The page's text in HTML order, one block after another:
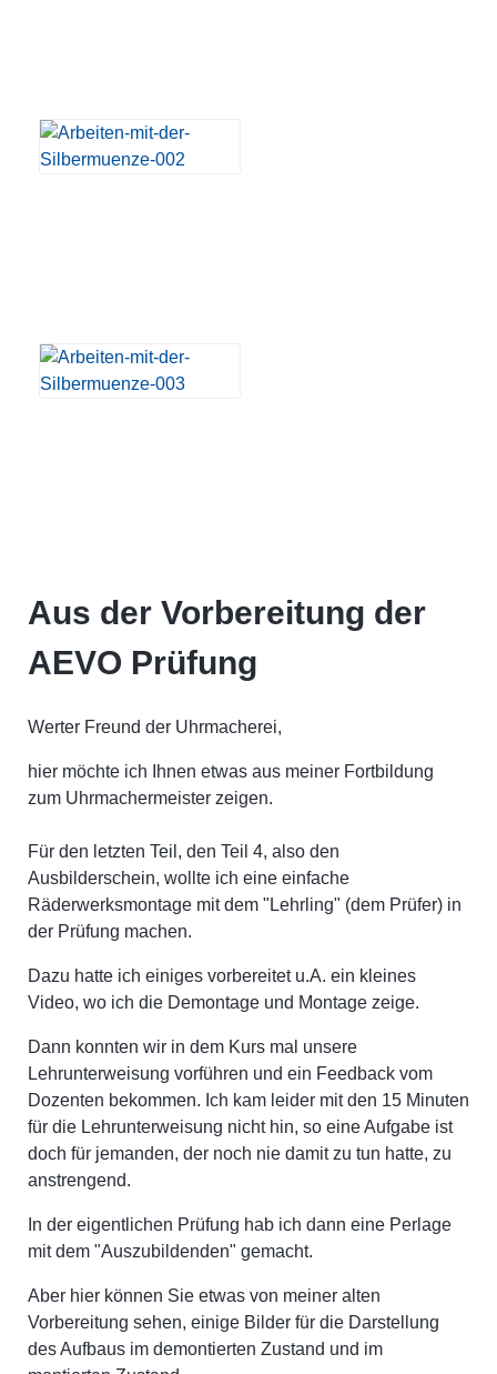
Aus der Vorbereitung der
AEVO Prüfung
Werter Freund der Uhrmacherei,
hier möchte ich Ihnen etwas aus meiner Fortbildung
zum Uhrmachermeister zeigen.
Für den letzten Teil, den Teil 4, also den
Ausbilderschein, wollte ich eine einfache
Räderwerksmontage mit dem "Lehrling" (dem Prüfer) in
der Prüfung machen.
Dazu hatte ich einiges vorbereitet u.A. ein kleines
Video, wo ich die Demontage und Montage zeige.
Dann konnten wir in dem Kurs mal unsere
Lehrunterweisung vorführen und ein Feedback vom
Dozenten bekommen. Ich kam leider mit den 15 Minuten
für die Lehrunterweisung nicht hin, so eine Aufgabe ist
doch für jemanden, der noch nie damit zu tun hatte, zu
anstrengend.
In der eigentlichen Prüfung hab ich dann eine Perlage
mit dem "Auszubildenden" gemacht.
Aber hier können Sie etwas von meiner alten
Vorbereitung sehen, einige Bilder für die Darstellung
des Aufbaus im demontierten Zustand und im